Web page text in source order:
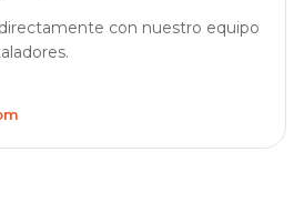
con nuestro equipo